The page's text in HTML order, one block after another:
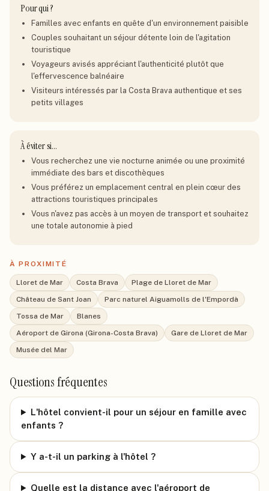
Pour qui ?
Familles avec enfants en quête d'un environnement paisible
Couples souhaitant un séjour détente loin de l'agitation
touristique
Voyageurs avisés appréciant l'authenticité plutôt que
l'effervescence balnéaire
Visiteurs intéressés par la Costa Brava authentique et ses
petits villages
À éviter si…
Vous recherchez une vie nocturne animée ou une proximité
immédiate des bars et discothèques
Vous préférez un emplacement central en plein cœur des
attractions touristiques principales
Vous n'avez pas accès à un moyen de transport et souhaitez
une totale autonomie à pied
À PROXIMITÉ
Lloret de Mar Costa Brava
Plage de Lloret de Mar
Château de Sant Joan
Parc naturel Aiguamolls de l'Empordà
Tossa de Mar
Blanes
Aéroport de Girona (Girona-Costa Brava)
Gare de Lloret de Mar
Musée del Mar
Questions fréquentes
L'hôtel convient-il pour un séjour en famille avec
enfants ?
Y a-t-il un parking à l'hôtel ?
Quelle est la distance avec l'aéroport de